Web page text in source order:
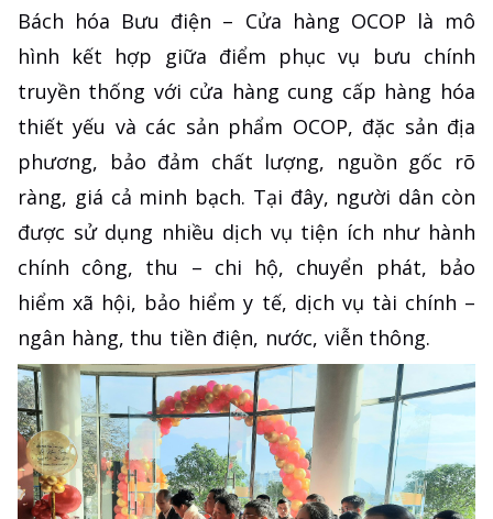
Bách hóa Bưu điện – Cửa hàng OCOP là mô
hình kết hợp giữa điểm phục vụ bưu chính
truyền thống với cửa hàng cung cấp hàng hóa
thiết yếu và các sản phẩm OCOP, đặc sản địa
phương, bảo đảm chất lượng, nguồn gốc rõ
ràng, giá cả minh bạch. Tại đây, người dân còn
được sử dụng nhiều dịch vụ tiện ích như hành
chính công, thu – chi hộ, chuyển phát, bảo
hiểm xã hội, bảo hiểm y tế, dịch vụ tài chính –
ngân hàng, thu tiền điện, nước, viễn thông.